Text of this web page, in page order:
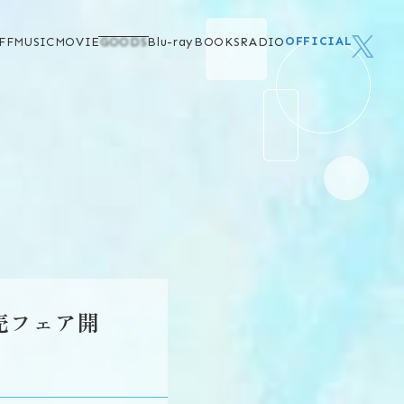
MUSICMOVIEGOODSBlu-rayBOOKSRADIOOFFICIAL
ェア開